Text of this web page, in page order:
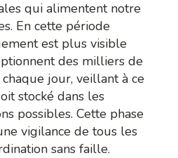
qui alimentent notre
En cette période
est plus visible
des milliers de
jour, veillant à ce
stocké dans les
possibles. Cette phase
vigilance de tous les
sans faille.